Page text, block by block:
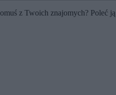
z Twoich znajomych? Poleć